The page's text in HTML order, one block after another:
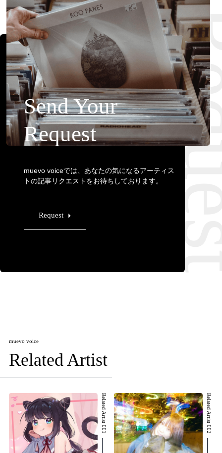
Send Your
Request
muevo voiceでは、あなたの気になるアーティス
トの記事リクエストをお待ちしております。
Request
muevo voice
Related Artist
Related Artist 001 Related Artist 002